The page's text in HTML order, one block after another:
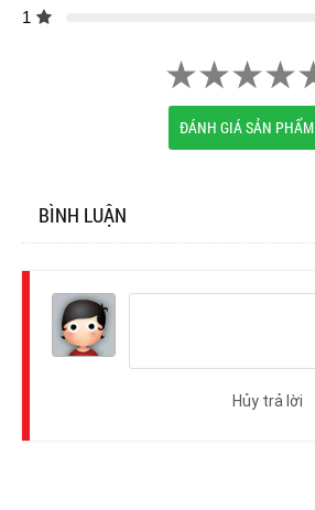
1
ĐÁNH GIÁ SẢN PHẨM
BÌNH LUẬN
Hủy trả lời